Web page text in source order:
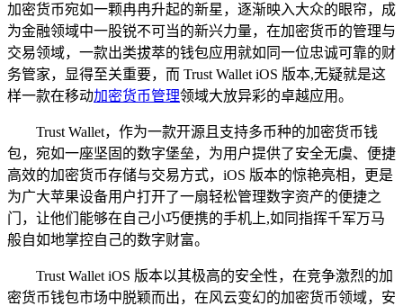
加密货币宛如一颗冉冉升起的新星，逐渐映入大众的眼帘，成
为金融领域中一股锐不可当的新兴力量，在加密货币的管理与
交易领域，一款出类拔萃的钱包应用就如同一位忠诚可靠的财
务管家，显得至关重要，而 Trust Wallet iOS 版本,无疑就是这
样一款在移动加密货币管理领域大放异彩的卓越应用。
Trust Wallet，作为一款开源且支持多币种的加密货币钱
包，宛如一座坚固的数字堡垒，为用户提供了安全无虞、便捷
高效的加密货币存储与交易方式，iOS 版本的惊艳亮相，更是
为广大苹果设备用户打开了一扇轻松管理数字资产的便捷之
门，让他们能够在自己小巧便携的手机上,如同指挥千军万马
般自如地掌控自己的数字财富。
Trust Wallet iOS 版本以其极高的安全性，在竞争激烈的加
密货币钱包市场中脱颖而出，在风云变幻的加密货币领域，安